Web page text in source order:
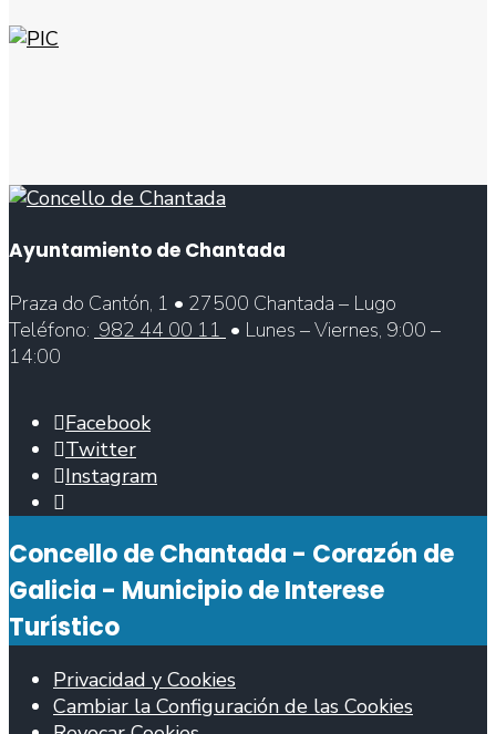
Ayuntamiento de Chantada
Praza do Cantón, 1 • 27500 Chantada – Lugo
Teléfono: 982 44 00 11 • Lunes – Viernes, 9:00 –
14:00
Facebook
Twitter
Instagram
de
búsqueda
Concello de Chantada - Corazón de
Galicia - Municipio de Interese
Turístico
Privacidad y Cookies
Cambiar la Configuración de las Cookies